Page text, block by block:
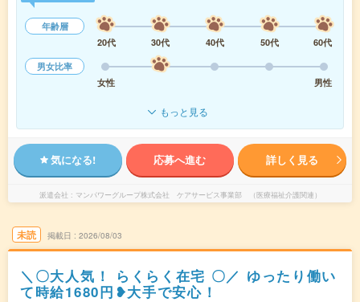
年齢層
20代
30代 40代 50代
60代
男女比率
女性
男性
もっと見る
気になる! 応募へ進む 詳しく見る
派遣会社 マンパワーグループ株式会社 ケアサービス事業部 （医療福祉介護関連）
未読 掲載日 2026/08/03
＼〇大人気！ らくらく在宅 〇／ ゆったり働い
て時給1680円❥大手で安心！